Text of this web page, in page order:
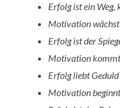
Erfolg ist ein Weg,
Motivation
Erfolg ist der
Motivation
Erfolg liebt
Motivation